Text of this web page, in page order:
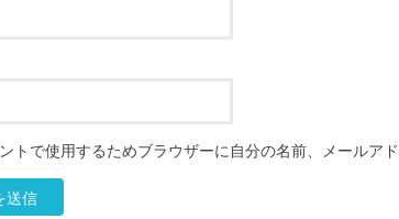
トで使用するためブラウザーに自分の名前、メールア